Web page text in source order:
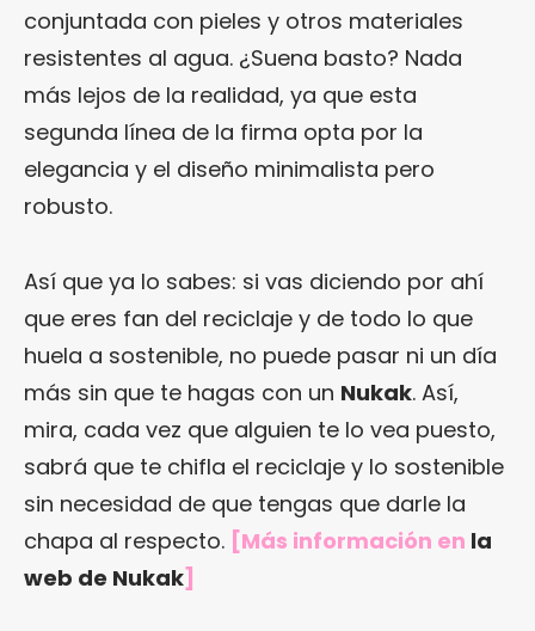
conjuntada con pieles y otros materiales
resistentes al agua. ¿Suena basto? Nada
más lejos de la realidad, ya que esta
segunda línea de la firma opta por la
elegancia y el diseño minimalista pero
robusto.
Así que ya lo sabes: si vas diciendo por ahí
que eres fan del reciclaje y de todo lo que
huela a sostenible, no puede pasar ni un día
más sin que te hagas con un Nukak. Así,
mira, cada vez que alguien te lo vea puesto,
sabrá que te chifla el reciclaje y lo sostenible
sin necesidad de que tengas que darle la
chapa al respecto. [Más información en la
web de Nukak]